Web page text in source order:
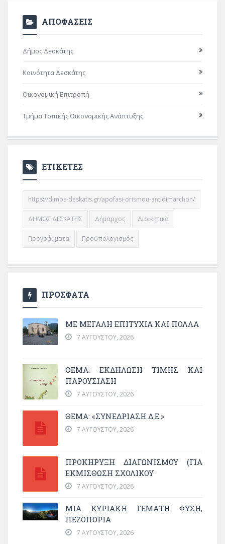
ΑΠΟΦΑΣΕΙΣ
Δήμος Δεσκάτης
Κοινότητα Δεσκάτης
Οικονομική Επιτροπή
Τμήμα Τοπικής Οικονομικής Ανάπτυξης
ΕΤΙΚΕΤΕΣ
https://dimos-deskatis.gr/apofasi-orismou-antidimarchon/
ΔΗΜΟΣ ΔΕΣΚΑΤΗΣ Δήμαρχος Διοικητικά
Προγράμματα Προϋπολογισμός
ΠΡΟΣΦΑΤΑ
ΜΕ ΜΕΓΆΛΗ ΕΠΙΤΥΧΊΑ ΚΑΙ ΠΟΛΛΆ
7 ΑΥΓΟΎΣΤΟΥ, 2026
ΘΈΜΑ: ΕΚΔΉΛΩΣΗ ΤΙΜΉΣ ΚΑΙ
ΠΑΡΟΥΣΊΑΣΗ
7 ΑΥΓΟΎΣΤΟΥ, 2026
ΘΕΜΑ: «ΣΥΝΕΔΡΊΑΣΗ Δ.Ε.»
7 ΑΥΓΟΎΣΤΟΥ, 2026
ΠΡΟΚΗΡΥΞΗ ΔΙΑΓΩΝΙΣΜΟΥ (ΓΙΑ
ΕΚΜΊΣΘΩΣΗ ΣΧΟΛΙΚΟΎ
7 ΑΥΓΟΎΣΤΟΥ, 2026
ΜΙΑ ΚΥΡΙΑΚΉ ΓΕΜΆΤΗ ΦΎΣΗ,
ΠΕΖΟΠΟΡΊΑ
7 ΑΥΓΟΎΣΤΟΥ, 2026